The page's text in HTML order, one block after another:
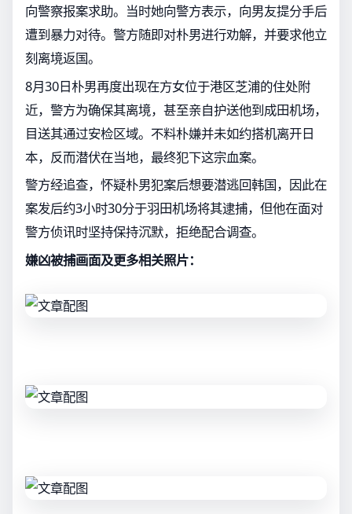
向警察报案求助。当时她向警方表示，向男友提分手后
遭到暴力对待。警方随即对朴男进行劝解，并要求他立
刻离境返国。
8月30日朴男再度出现在方女位于港区芝浦的住处附
近，警方为确保其离境，甚至亲自护送他到成田机场，
目送其通过安检区域。不料朴嫌并未如约搭机离开日
本，反而潜伏在当地，最终犯下这宗血案。
警方经追查，怀疑朴男犯案后想要潜逃回韩国，因此在
案发后约3小时30分于羽田机场将其逮捕，但他在面对
警方侦讯时坚持保持沉默，拒绝配合调查。
嫌凶被捕画面及更多相关照片：